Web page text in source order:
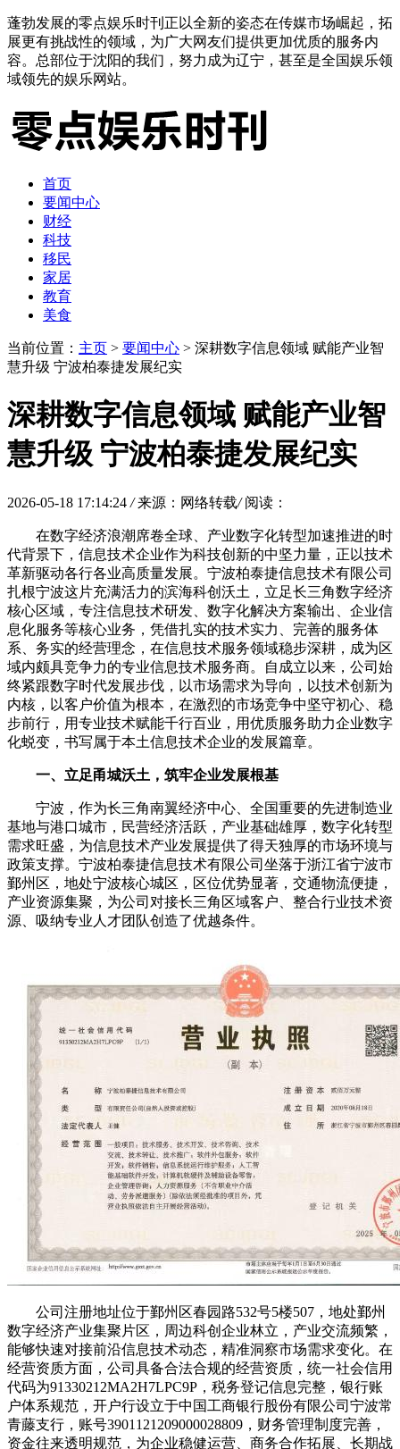
蓬勃发展的零点娱乐时刊正以全新的姿态在传媒市场崛起，拓
展更有挑战性的领域，为广大网友们提供更加优质的服务内
容。总部位于沈阳的我们，努力成为辽宁，甚至是全国娱乐领
域领先的娱乐网站。
首页
要闻中心
财经
科技
移民
家居
教育
美食
当前位置： 主页 > 要闻中心 > 深耕数字信息领域 赋能产业智
慧升级 宁波柏泰捷发展纪实
深耕数字信息领域 赋能产业智
慧升级 宁波柏泰捷发展纪实
2026-05-18 17:14:24 / 来源：网络转载/ 阅读：
在数字经济浪潮席卷全球、产业数字化转型加速推进的时
代背景下，信息技术企业作为科技创新的中坚力量，正以技术
革新驱动各行各业高质量发展。宁波柏泰捷信息技术有限公司
扎根宁波这片充满活力的滨海科创沃土，立足长三角数字经济
核心区域，专注信息技术研发、数字化解决方案输出、企业信
息化服务等核心业务，凭借扎实的技术实力、完善的服务体
系、务实的经营理念，在信息技术服务领域稳步深耕，成为区
域内颇具竞争力的专业信息技术服务商。自成立以来，公司始
终紧跟数字时代发展步伐，以市场需求为导向，以技术创新为
内核，以客户价值为根本，在激烈的市场竞争中坚守初心、稳
步前行，用专业技术赋能千行百业，用优质服务助力企业数字
化蜕变，书写属于本土信息技术企业的发展篇章。
一、立足甬城沃土，筑牢企业发展根基
宁波，作为长三角南翼经济中心、全国重要的先进制造业
基地与港口城市，民营经济活跃，产业基础雄厚，数字化转型
需求旺盛，为信息技术产业发展提供了得天独厚的市场环境与
政策支撑。宁波柏泰捷信息技术有限公司坐落于浙江省宁波市
鄞州区，地处宁波核心城区，区位优势显著，交通物流便捷，
产业资源集聚，为公司对接长三角区域客户、整合行业技术资
源、吸纳专业人才团队创造了优越条件。
公司注册地址位于鄞州区春园路532号5楼507，地处鄞州
数字经济产业集聚片区，周边科创企业林立，产业交流频繁，
能够快速对接前沿信息技术动态，精准洞察市场需求变化。在
经营资质方面，公司具备合法合规的经营资质，统一社会信用
代码为91330212MA2H7LPC9P，税务登记信息完整，银行账
户体系规范，开户行设立于中国工商银行股份有限公司宁波常
青藤支行，账号3901121209000028809，财务管理制度完善，
资金往来透明规范，为企业稳健运营、商务合作拓展、长期战